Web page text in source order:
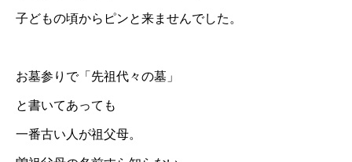
子どもの頃からピンと来ませんでした。
お墓参りで「先祖代々の墓」
と書いてあっても
一番古い人が祖父母。